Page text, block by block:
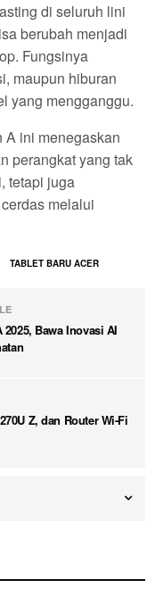
di seluruh lini
berubah menjadi
Fungsinya
maupun hiburan
yang mengganggu.
A ini menegaskan
perangkat yang tak
tetapi juga
melalui
TABLET BARU ACER
Bawa Inovasi AI
Z, dan Router Wi-Fi